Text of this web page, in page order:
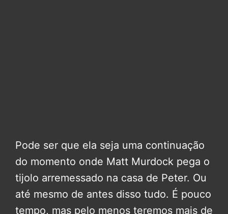
Pode ser que ela seja uma continuação
do momento onde Matt Murdock pega o
tijolo arremessado na casa de Peter. Ou
até mesmo de antes disso tudo. É pouco
tempo, mas pelo menos teremos mais de